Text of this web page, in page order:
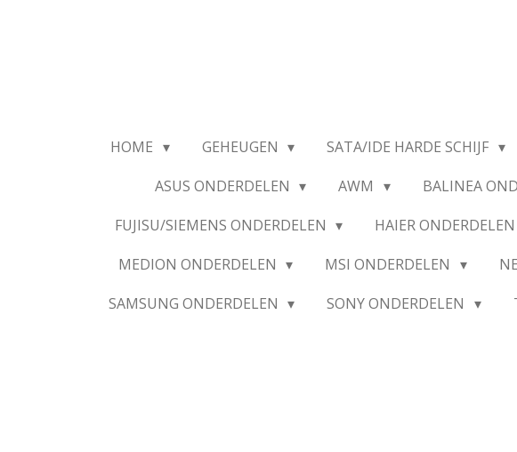
HOME GEHEUGEN SATA/IDE HARDE SCHIJF
ASUS ONDERDELEN
AWM BALINEA
FUJISU/SIEMENS ONDERDELEN
HAIER ONDERDELEN
MEDION ONDERDELEN
MSI ONDERDELEN
SAMSUNG ONDERDELEN
SONY ONDERDELEN